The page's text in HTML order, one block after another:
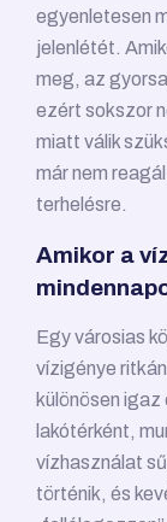
egyenletesen
jelenlétét.
meg, az
ezért sokszor
miatt válik
már nem
terhelésre.
Amikor a
Egy városias
vízigénye
különösen
lakótérként,
vízhasználat
történik, és